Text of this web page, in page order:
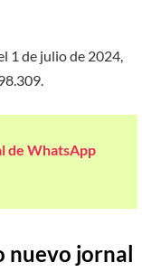
1 de julio de 2024,
de WhatsApp
nuevo jornal